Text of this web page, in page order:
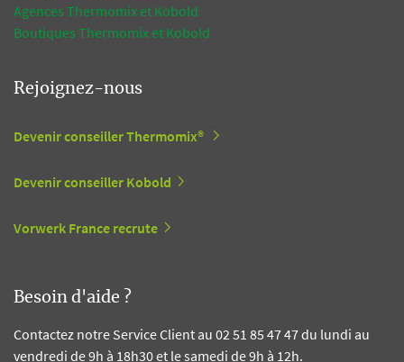
Agences Thermomix et Kobold
Boutiques Thermomix et Kobold
Rejoignez-nous
Devenir conseiller Thermomix®
Devenir conseiller Kobold
Vorwerk France recrute
Besoin d'aide ?
Contactez notre Service Client au 02 51 85 47 47 du lundi au
vendredi de 9h à 18h30 et le samedi de 9h à 12h.